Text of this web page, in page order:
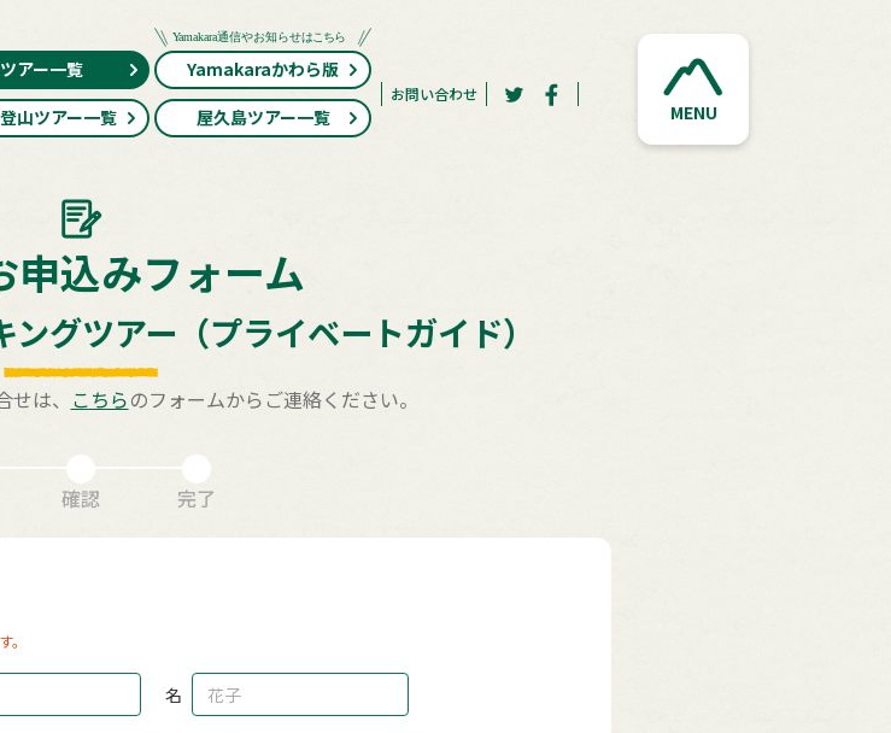
ツアー一覧
Yamakaraかわら版
山ツアー一覧
屋久島ツアー一覧
お問い合わせ
MENU
申込みフォーム
グツアー（プライベートガイド）
は、 こちらのフォームからご連絡ください。
確認 完了
。
名